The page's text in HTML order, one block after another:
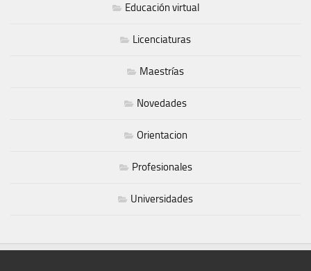
Educación virtual
Licenciaturas
Maestrías
Novedades
Orientacion
Profesionales
Universidades